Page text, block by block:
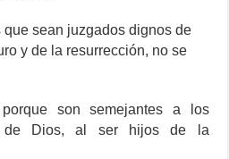
sean juzgados dignos de
y de la resurrección, no se
son semejantes a los
de Dios, al ser hijos de la